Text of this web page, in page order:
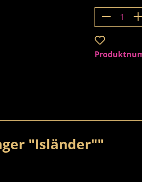
"Isländer""